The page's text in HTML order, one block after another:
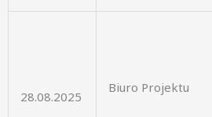
28.08.2025
Biuro Projektu